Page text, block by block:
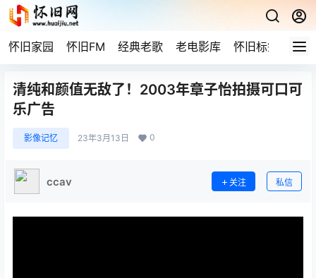
怀旧家园 怀旧FM 经典老歌 老电影库 怀旧标签 网
清纯和颜值无敌了！2003年章子怡拍摄可口可
乐广告
影像记忆 23年3月13日 0
ccav 关注 私信